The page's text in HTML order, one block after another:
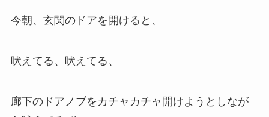
今朝、玄関のドアを開けると、
吠えてる、吠えてる、
廊下のドアノブをカチャカチャ開けようとしなが